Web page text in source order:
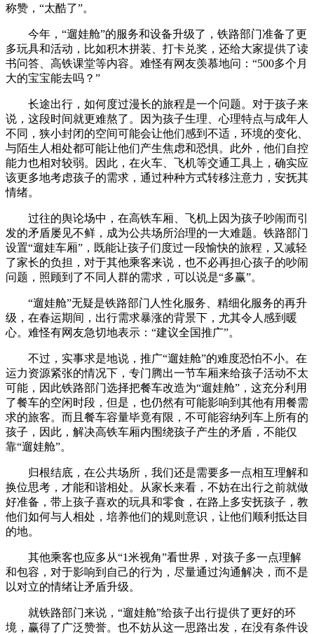
称赞，“太酷了”。
今年，“遛娃舱”的服务和设备升级了，铁路部门准备了更
多玩具和活动，比如积木拼装、打卡兑奖，还给大家提供了读
书问答、高铁课堂等内容。难怪有网友羡慕地问：“500多个月
大的宝宝能去吗？”
长途出行，如何度过漫长的旅程是一个问题。对于孩子来
说，这段时间就更难熬了。因为孩子生理、心理特点与成年人
不同，狭小封闭的空间可能会让他们感到不适，环境的变化、
与陌生人相处都可能让他们产生焦虑和恐惧。此外，他们自控
能力也相对较弱。因此，在火车、飞机等交通工具上，确实应
该更多地考虑孩子的需求，通过种种方式转移注意力，安抚其
情绪。
过往的舆论场中，在高铁车厢、飞机上因为孩子吵闹而引
发的矛盾屡见不鲜，成为公共场所治理的一大难题。铁路部门
设置“遛娃车厢”，既能让孩子们度过一段愉快的旅程，又减轻
了家长的负担，对于其他乘客来说，也不必再担心孩子的吵闹
问题，照顾到了不同人群的需求，可以说是“多赢”。
“遛娃舱”无疑是铁路部门人性化服务、精细化服务的再升
级，在春运期间，出行需求暴涨的背景下，尤其令人感到暖
心。难怪有网友急切地表示：“建议全国推广”。
不过，实事求是地说，推广“遛娃舱”的难度恐怕不小。在
运力资源紧张的情况下，专门腾出一节车厢来给孩子活动不太
可能，因此铁路部门选择把餐车改造为“遛娃舱”，这充分利用
了餐车的空闲时段，但是，也仍然有可能影响到其他有用餐需
求的旅客。而且餐车容量毕竟有限，不可能容纳列车上所有的
孩子，因此，解决高铁车厢内围绕孩子产生的矛盾，不能仅
靠“遛娃舱”。
归根结底，在公共场所，我们还是需要多一点相互理解和
换位思考，才能和谐相处。从家长来看，不妨在出行之前就做
好准备，带上孩子喜欢的玩具和零食，在路上多安抚孩子，教
他们如何与人相处，培养他们的规则意识，让他们顺利抵达目
的地。
其他乘客也应多从“1米视角”看世界，对孩子多一点理解
和包容，对于影响到自己的行为，尽量通过沟通解决，而不是
以对立的情绪让矛盾升级。
就铁路部门来说，“遛娃舱”给孩子出行提供了更好的环
境，赢得了广泛赞誉。也不妨从这一思路出发，在没有条件设